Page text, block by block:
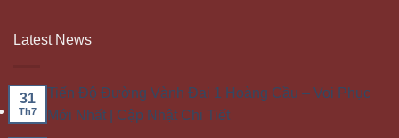
Latest News
31
Th7
Tiến Độ Đường Vành Đai 1 Hoàng Cầu – Voi Phục
Mới Nhất | Cập Nhật Chi Tiết